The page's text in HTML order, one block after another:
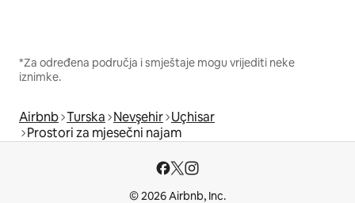
*Za određena područja i smještaje mogu vrijediti neke
iznimke.
Airbnb Turska Nevşehir Uçhisar
Prostori za mjesečni najam
© 2026 Airbnb, Inc.